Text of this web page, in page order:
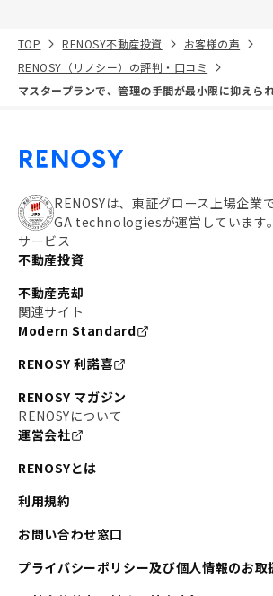
TOP RENOSY不動産投資
お客様の声
RENOSY（リノシー）の評判・口コミ
マスタープランで、管理の手間が最小限に抑えら
RENOSYは、東証グロース上場企業
GA technologiesが運営しています。
サービス
不動産投資
不動産売却
関連サイト
Modern Standard
RENOSY 利諾喜
RENOSY マガジン
RENOSYについて
運営会社
RENOSYとは
利用規約
お問い合わせ窓口
プライバシーポリシー及び個人情報のお取